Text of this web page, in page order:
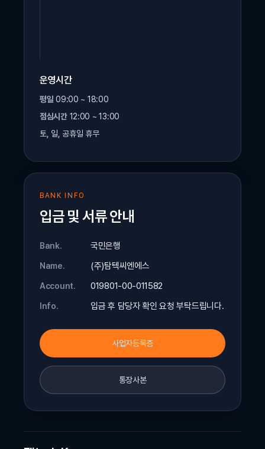
운영시간
평일 09:00 ~ 18:00
점심시간12:00 ~ 13:00
토, 일, 공휴일 휴무
BANK INFO
입금 및 서류 안내
Bank. 국민은행
Name. (주)탐텍씨엔에스
Account. 019801-00-011582
Info. 입금 후 담당자 확인 요청 부탁드립니다.
사업자등록증
통장사본